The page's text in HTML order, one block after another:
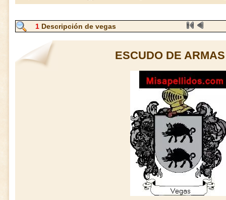
1Descripción de vegas
ESCUDO DE